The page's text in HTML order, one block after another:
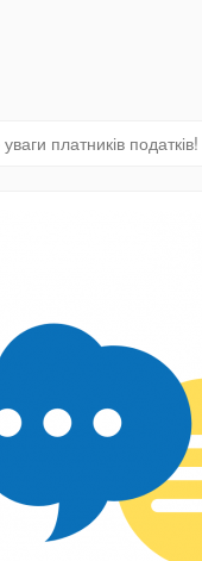
платників податків!